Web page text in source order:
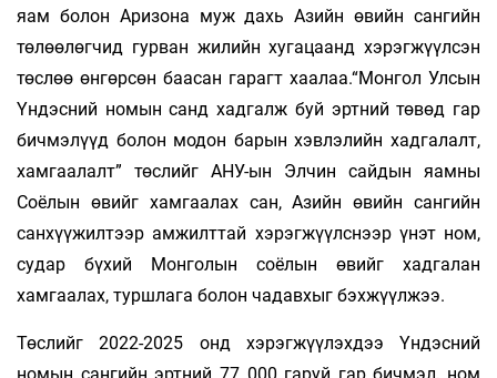
яам болон Аризона муж дахь Азийн өвийн сангийн
төлөөлөгчид гурван жилийн хугацаанд хэрэгжүүлсэн
төслөө өнгөрсөн баасан гарагт хаалаа.“Монгол Улсын
Үндэсний номын санд хадгалж буй эртний төвөд гар
бичмэлүүд болон модон барын хэвлэлийн хадгалалт,
хамгаалалт” төслийг АНУ-ын Элчин сайдын яамны
Соёлын өвийг хамгаалах сан, Азийн өвийн сангийн
санхүүжилтээр амжилттай хэрэгжүүлснээр үнэт ном,
судар бүхий Монголын соёлын өвийг хадгалан
хамгаалах, туршлага болон чадавхыг бэхжүүлжээ.
Төслийг 2022-2025 онд хэрэгжүүлэхдээ Үндэсний
номын сангийн эртний 77 000 гаруй гар бичмэл, ном